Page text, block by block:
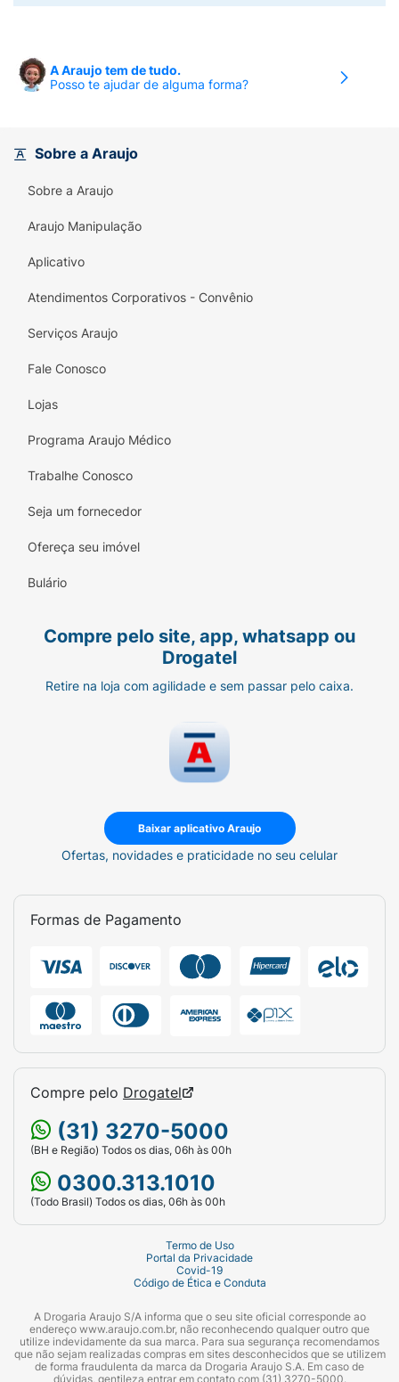
apenas realçar a cor natural, oferecendo tons
A Araujo tem de tudo.
Posso te ajudar de alguma forma?
Sobre a Araujo
Sobre a Araujo
Araujo Manipulação
Aplicativo
Atendimentos Corporativos - Convênio
Serviços Araujo
Fale Conosco
Lojas
Programa Araujo Médico
Trabalhe Conosco
Seja um fornecedor
Ofereça seu imóvel
Bulário
Compre pelo site, app, whatsapp ou
Drogatel
Retire na loja com agilidade e sem passar pelo caixa.
Baixar aplicativo Araujo
Ofertas, novidades e praticidade no seu celular
Formas de Pagamento
Compre pelo Drogatel
(31) 3270-5000
(BH e Região) Todos os dias, 06h às 00h
0300.313.1010
(Todo Brasil) Todos os dias, 06h às 00h
Termo de Uso
Portal da Privacidade
Covid-19
Código de Ética e Conduta
A Drogaria Araujo S/A informa que o seu site oficial corresponde ao
endereço www.araujo.com.br, não reconhecendo qualquer outro que
utilize indevidamente da sua marca. Para sua segurança recomendamos
que não sejam realizadas compras em sites desconhecidos que se utilizem
de forma fraudulenta da marca da Drogaria Araujo S.A. Em caso de
dúvidas, gentileza entrar em contato com (31) 3270-5000.